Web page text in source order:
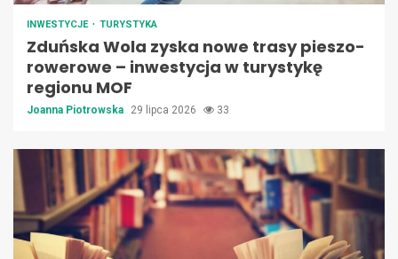
INWESTYCJE TURYSTYKA
Zduńska Wola zyska nowe trasy pieszo-
rowerowe – inwestycja w turystykę
regionu MOF
Joanna Piotrowska 29 lipca 2026 33